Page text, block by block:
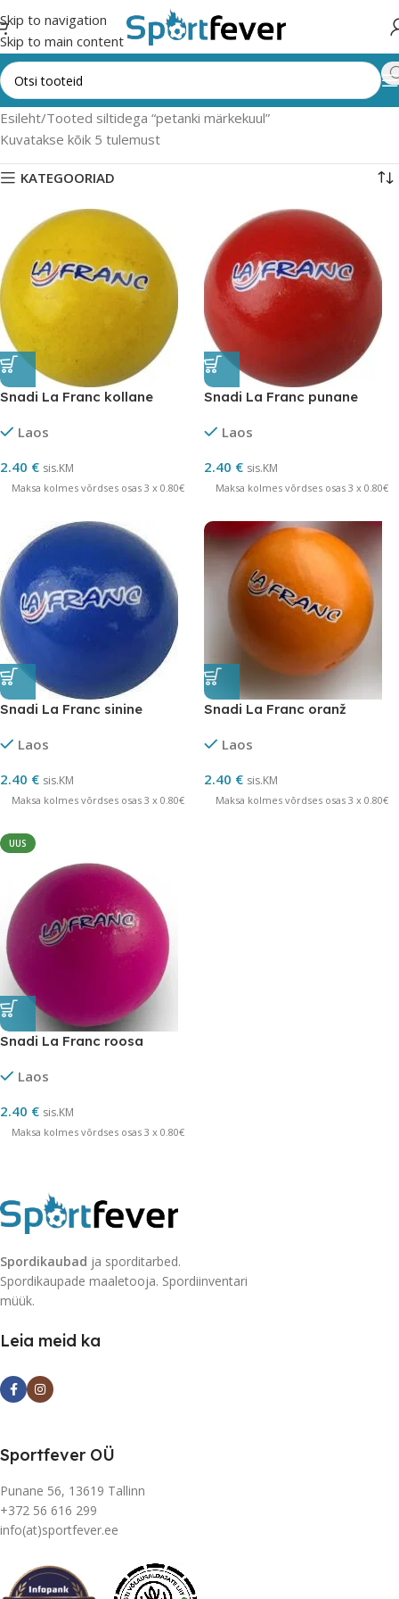
Skip to navigation
Skip to main content
Esileht Tooted siltidega “petanki märkekuul”
Kuvatakse kõik 5 tulemust
KATEGOORIAD
Snadi La Franc kollane
Laos
2.40 € sis.KM
Maksa kolmes võrdses osas 3 x 0.80€
Snadi La Franc punane
Laos
2.40 € sis.KM
Maksa kolmes võrdses osas 3 x 0.80€
Snadi La Franc sinine
Laos
2.40 € sis.KM
Maksa kolmes võrdses osas 3 x 0.80€
Snadi La Franc oranž
Laos
2.40 € sis.KM
Maksa kolmes võrdses osas 3 x 0.80€
UUS
Snadi La Franc roosa
Laos
2.40 € sis.KM
Maksa kolmes võrdses osas 3 x 0.80€
Spordikaubad ja sporditarbed.
Spordikaupade maaletooja. Spordiinventari
müük.
Leia meid ka
Sportfever OÜ
Punane 56, 13619 Tallinn
+372 56 616 299
info(at)sportfever.ee